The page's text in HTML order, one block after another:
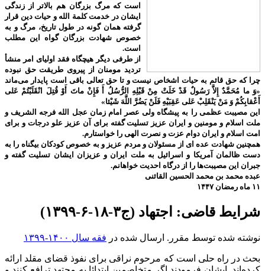
است که مرگ بزرگان هم بالاتر از زندگی
ایشان در خدمت کلمة الله و حیات دین قرار
گرفته همان گونه در طول تاریخ، مرگ و به
خصوص شهادت بزرگان گواه این مطلب
است.
از طرفی دیگر هیچگاه فقد اولیای امر منشأ
تردید مومنان از پیروی طریقت حق نبوده
چرا که حق قائم به حیات اشخاص نیست و تا حق تعالی باقی است پایدار می‌ماند
«وَ ما مُحَمَّدٌ إِلاَّ رَسُولٌ قَدْ خَلَتْ مِنْ قَبْلِهِ الرُّسُلُ أَ فَإِنْ ماتَ أَوْ قُتِلَ انْقَلَبْتُمْ عَلى‌
أَعْقابِكُمْ وَ مَنْ يَنْقَلِبْ عَلى‌ عَقِبَيْهِ فَلَنْ يَضُرَّ اللَّهَ شَيْئا»
این مصیبت عظمی را به پیشگاه ولی عصر امام زمان عجل الله فرجه الشریف و
ملت اسلام و مومنین و ایران عزیز تسلیت گفته برای آن عزیز علو درجات و برای
امت اسلام و ایران دوام عزت و نصرت الهی را خواستارم.
همچنین شهادت عده ای از مسئولان و مردم عزیز و به خصوص کودکان بیگناه را به
دست ظالمان آمریکا و اسرائیل به ملت ایران و عزیزان ایشان تسلیت گفته و
جبران این مصیبت‌ها را از درگاه احدیت خواهانم.
عبده محمد بن محمد الحسین القائنی
۱۱ ماه رمضان ۱۴۴۷
شرایط قاضی: اجتهاد (ج۳-۱۸-۶-۱۳۹۹)
نوشته شده توسط مقرر. ارسال شده در فقه سال ۱۴۰۰-۱۳۹۹
بحث در راه حلی است که مرحوم نراقی برای نفوذ قضای مقلد ارائه